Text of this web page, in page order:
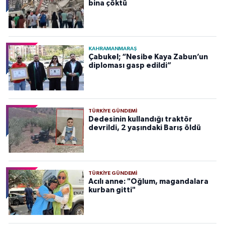
bina çöktü
KAHRAMANMARAŞ
Çabukel; “Nesibe Kaya Zabun’un
diploması gasp edildi”
TÜRKIYE GÜNDEMI
Dedesinin kullandığı traktör
devrildi, 2 yaşındaki Barış öldü
TÜRKIYE GÜNDEMI
Acılı anne: "Oğlum, magandalara
kurban gitti"